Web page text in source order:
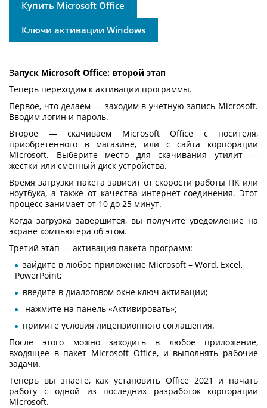
Купить Microsoft Office
Ключи активации Windows
Запуск Microsoft Office: второй этап
Теперь переходим к активации программы.
Первое, что делаем — заходим в учетную запись Microsoft.
Вводим логин и пароль.
Второе — скачиваем Microsoft Office с носителя,
приобретенного в магазине, или с сайта корпорации
Microsoft. Выберите место для скачивания утилит —
жестки или сменный диск устройства.
Время загрузки пакета зависит от скорости работы ПК или
ноутбука, а также от качества интернет-соединения. Этот
процесс занимает от 10 до 25 минут.
Когда загрузка завершится, вы получите уведомление на
экране компьютера об этом.
Третий этап — активация пакета программ:
зайдите в любое приложение Microsoft – Word, Excel,
PowerPoint;
введите в диалоговом окне ключ активации;
нажмите на панель «Активировать»;
примите условия лицензионного соглашения.
После этого можно заходить в любое приложение,
входящее в пакет Microsoft Office, и выполнять рабочие
задачи.
Теперь вы знаете, как установить Office 2021 и начать
работу с одной из последних разработок корпорации
Microsoft.